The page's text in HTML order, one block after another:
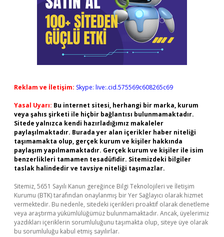
Reklam ve İletişim: Skype: live:.cid.575569c608265c69
Yasal Uyarı: Bu internet sitesi, herhangi bir marka, kurum
veya şahıs şirketi ile hiçbir bağlantısı bulunmamaktadır.
Sitede yalnızca kendi hazırladığımız makaleler
paylaşılmaktadır. Burada yer alan içerikler haber niteliği
taşımamakta olup, gerçek kurum ve kişiler hakkında
paylaşım yapılmamaktadır. Gerçek kurum ve kişiler ile isim
benzerlikleri tamamen tesadüfidir. Sitemizdeki bilgiler
taslak halindedir ve tavsiye niteliği taşımazlar.
Sitemiz, 5651 Sayılı Kanun gereğince Bilgi Teknolojileri ve İletişim
Kurumu (BTK) tarafından onaylanmış bir Yer Sağlayıcı olarak hizmet
vermektedir. Bu nedenle, sitedeki içerikleri proaktif olarak denetleme
veya araştırma yükümlülüğümüz bulunmamaktadır. Ancak, üyelerimiz
yazdıkları içeriklerin sorumluluğunu taşımakta olup, siteye üye olarak
bu sorumluluğu kabul etmiş sayılırlar.